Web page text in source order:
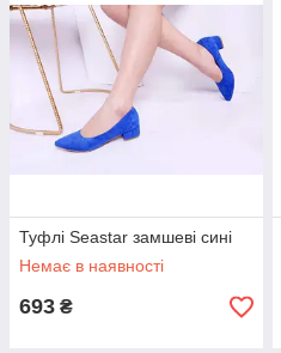
Туфлі Seastar замшеві сині
Немає в наявності
693 ₴